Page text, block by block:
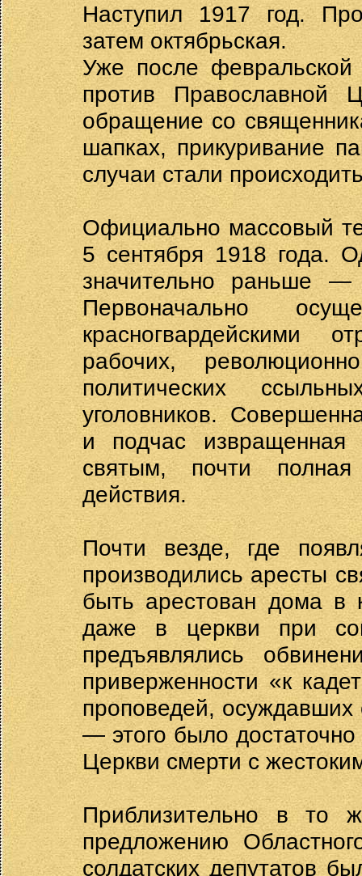
Наступил 1917 год.
затем октябрьская.
Уже после февральской
против Православной
обращение со
шапках, прикуривание
случаи стали
Официально массовый
5 сентября 1918 года.
значительно раньше
Первоначально
красногвардейскими
рабочих,
политических
уголовников.
и подчас извращенная
святым, почти полная
действия.
Почти везде, где
производились аресты
быть арестован дома в
даже в церкви при
предъявлялись
приверженности «к
проповедей, осуждавших
— этого было
Церкви смерти с
Приблизительно в то
предложению
солдатских депутатов